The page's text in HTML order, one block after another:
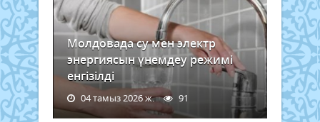
Молдовада су мен электр
энергиясын үнемдеу режимі
енгізілді
04 тамыз 2026 ж. 91